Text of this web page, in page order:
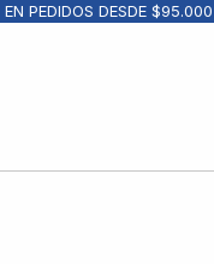
DESDE $95.000